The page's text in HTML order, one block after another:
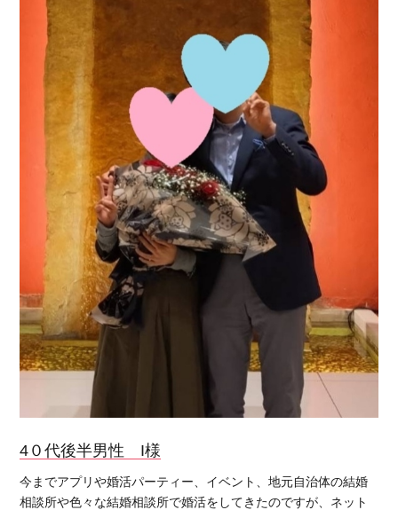
4０代後半男性 I様
今までアプリや婚活パーティー、イベント、地元自治体の結婚
相談所や色々な結婚相談所で婚活をしてきたのですが、ネット